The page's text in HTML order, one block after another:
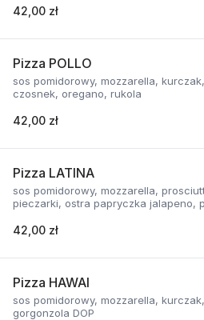
42,00 zł
Pizza POLLO
sos pomidorowy, mozzarella,
czosnek, oregano, rukola
42,00 zł
Pizza LATINA
sos pomidorowy, mozzarella,
pieczarki, ostra papryczka jalapeno,
42,00 zł
Pizza HAWAI
sos pomidorowy, mozzarella,
gorgonzola DOP